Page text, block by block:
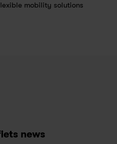
mobility solutions
news